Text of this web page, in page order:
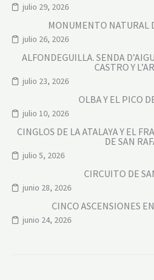
julio 29, 2026
MONUMENTO NATURAL
julio 26, 2026
ALFONDEGUILLA. SENDA
CASTRO Y
julio 23, 2026
OLBA Y EL PICO
julio 10, 2026
CINGLOS DE LA ATALAYA Y EL
DE SAN
julio 5, 2026
CIRCUITO DE
junio 28, 2026
CINCO ASCENSIONES
junio 24, 2026